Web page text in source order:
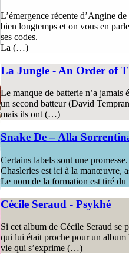
L’émergence récente d’Angine
bien longtemps et on vous en
ses codes.
La (…)
La Jungle - An Order of
Le manque de batterie n’a
un second batteur (David
mais ils ont (…)
Snake De – Alla
Certains labels sont une
Chasleries est ici à la manœuvre,
Le nom de la formation est tiré
Cécile Seraud - Psykhé
Si cet album de Cécile Seraud se
qui lui était proche pour un album
vie qui s’exprime (…)